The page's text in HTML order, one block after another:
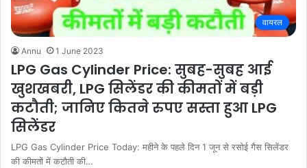
वायरल
Annu 1 June 2023
LPG Gas Cylinder Price: सुबह-सुबह आई
खुशखबरी, LPG सिलेंडर की कीमतों में बड़ी
कटौती; जानिए कितने रुपए सस्ता हुआ LPG
सिलेंडर
LPG Gas Cylinder Price Today: महीने के पहले दिन 1 जून से रसोई गैस सिलेंडर
की कीमतों में कटौती की…